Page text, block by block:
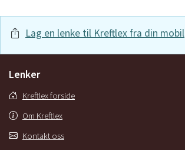
Lag en lenke til Kreftlex fra din mobil
Lenker
Kreftlex forside
Om Kreftlex
Kontakt oss